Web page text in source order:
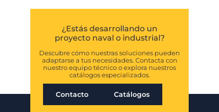
¿Estás desarrollando un
proyecto naval o industrial?
Descubre cómo nuestras soluciones pueden
adaptarse a tus necesidades. Contacta con
nuestro equipo técnico o explora nuestros
catálogos especializados.
Contacto Catálogos